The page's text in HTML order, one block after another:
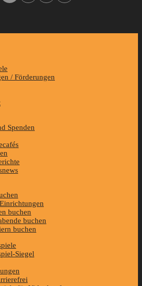
/ Förderungen
Spenden
buchen
buchen
buchen
Siegel